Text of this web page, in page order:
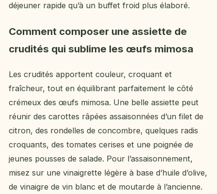
déjeuner rapide qu’à un buffet froid plus élaboré.
Comment composer une assiette de
crudités qui sublime les œufs mimosa
Les crudités apportent couleur, croquant et
fraîcheur, tout en équilibrant parfaitement le côté
crémeux des œufs mimosa. Une belle assiette peut
réunir des carottes râpées assaisonnées d’un filet de
citron, des rondelles de concombre, quelques radis
croquants, des tomates cerises et une poignée de
jeunes pousses de salade. Pour l’assaisonnement,
misez sur une vinaigrette légère à base d’huile d’olive,
de vinaigre de vin blanc et de moutarde à l’ancienne.